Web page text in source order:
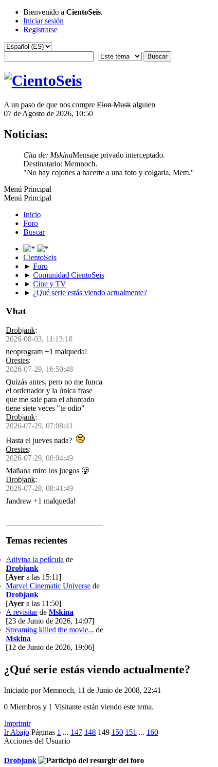
Bienvenido a CientoSeis.
Iniciar sesión
Registrarse
A un paso de que nos compre Elon Musk alguien
07 de Agosto de 2026, 10:50
Noticias:
Cita de: MskinaMensaje privado interceptado.
Destinatario: Memnoch.
"No hay cojones a hacerte a una foto y colgarla, Mem."
Menú Principal
Menú Principal
Inicio
Foro
Buscar
CientoSeis
► Foro
► Comunidad CientoSeis
► Cine y TV
► ¿Qué serie estás viendo actualmente?
Vhat
Drobjank:
2026-08-03, 11:13:10
neoprogram +1 malqueda!
Orestes:
2026-07-29, 16:50:48
Quizás antes, pero no me funca
el ordenador y la única frase
que me sale para el ahorcado
tiene siete veces "te odio"
Drobjank:
2026-07-29, 07:08:41
Hasta el jueves nada?
Orestes:
2026-07-29, 00:04:49
Mañana miro los juegos 🥲
Drobjank:
2026-07-28, 08:41:49
Jandrew +1 malqueda!
Temas recientes
Adivina la película de
Drobjank
[Ayer a las 15:11]
Marvel Cinematic Universe de
Drobjank
[Ayer a las 11:50]
A revisitarde Mskina
[23 de Junio de 2026, 14:07]
Streaming killed the movie... de
Mskina
[12 de Junio de 2026, 19:06]
¿Qué serie estás viendo actualmente?
Iniciado por Memnoch, 11 de Junio de 2008, 22:41
0 Miembros y 1 Visitante están viendo este tema.
Imprimir
Ir Abajo Páginas 1 ... 147 148 149 150 151 ... 160
Acciones del Usuario
Drobjank